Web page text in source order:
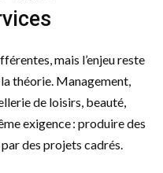
mais l’enjeu reste
théorie. Management,
de loisirs, beauté,
exigence : produire des
des projets cadrés.